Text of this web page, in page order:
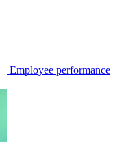
Employee performance